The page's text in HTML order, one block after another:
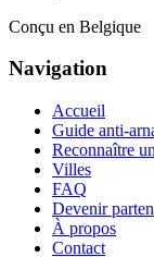
Conçu en Belgique
Navigation
Accueil
Guide anti-
Reconnaître
Villes
FAQ
Devenir
À propos
Contact